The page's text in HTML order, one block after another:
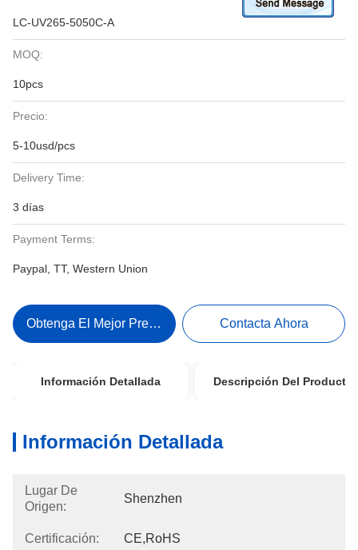
LC-UV265-5050C-A
MOQ:
10pcs
Precio:
5-10usd/pcs
Delivery Time:
3 días
Payment Terms:
Paypal, TT, Western Union
Obtenga El Mejor Precio Contacta Ahora
Información Detallada Descripción Del Producto
Información Detallada
Lugar De
Origen:
Shenzhen
Certificación: CE,RoHS